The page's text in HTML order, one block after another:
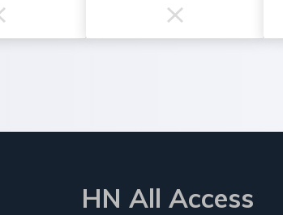
HN All Access